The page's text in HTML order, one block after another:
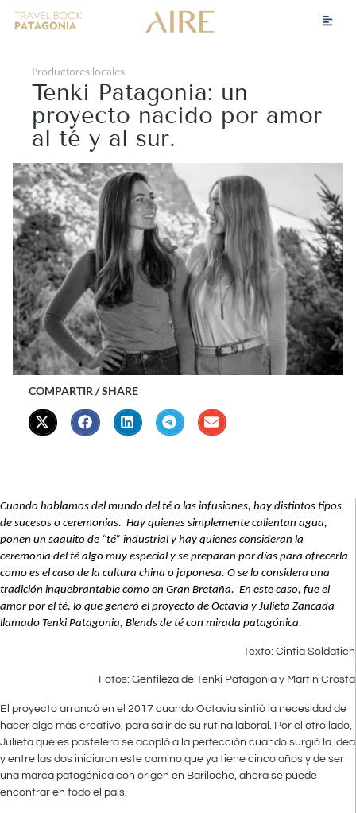
Productores locales
Tenki Patagonia: un
proyecto nacido por amor
al té y al sur.
COMPARTIR / SHARE
Cuando hablamos del mundo del té o las infusiones, hay distintos tipos
de sucesos o ceremonias. Hay quienes simplemente calientan agua,
ponen un saquito de “té” industrial y hay quienes consideran la
ceremonia del té algo muy especial y se preparan por días para ofrecerla
como es el caso de la cultura china o japonesa. O se lo considera una
tradición inquebrantable como en Gran Bretaña. En este caso, fue el
amor por el té, lo que generó el proyecto de Octavia y Julieta Zancada
llamado Tenki Patagonia, Blends de té con mirada patagónica.
Texto: Cintia Soldatich
Fotos: Gentileza de Tenki Patagonia y Martin Crosta
El proyecto arrancó en el 2017 cuando Octavia sintió la necesidad de
hacer algo más creativo, para salir de su rutina laboral. Por el otro lado,
Julieta que es pastelera se acopló a la perfección cuando surgió la idea
y entre las dos iniciaron este camino que ya tiene cinco años y de ser
una marca patagónica con origen en Bariloche, ahora se puede
encontrar en todo el país.